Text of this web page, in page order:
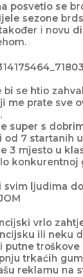
posvetio se
sezone
i novu
bi se htio
me prate sve
super s
7 startanih
3 mjesto u
konkurentnoj
svim ljudima
vrlo
ili neku
putne
trkaćih
reklamu na